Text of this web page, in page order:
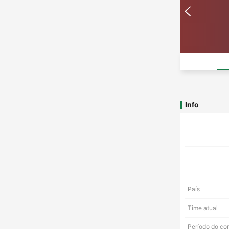
Info
País
Time atual
Período do